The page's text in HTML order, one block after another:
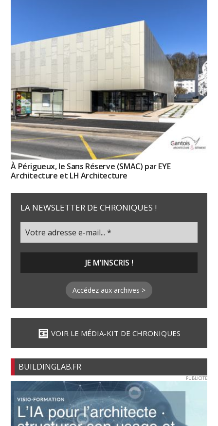
À Périgueux, le Sans Réserve (SMAC) par EYE
Architecture et LH Architecture
LA NEWSLETTER DE CHRONIQUES !
Accédez aux archives >
VOIR LE MÉDIA-KIT DE CHRONIQUES
BUILDINGLAB.FR
PUBLICITE